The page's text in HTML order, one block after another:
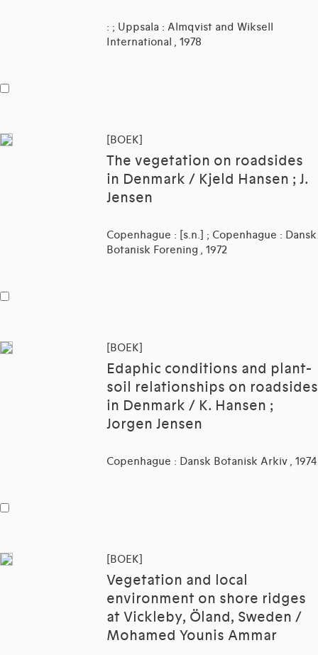
: ; Uppsala : Almqvist and Wiksell
International , 1978
[BOEK]
The vegetation on roadsides
in Denmark / Kjeld Hansen ; J.
Jensen
Copenhague : [s.n.] ; Copenhague : Dansk
Botanisk Forening , 1972
[BOEK]
Edaphic conditions and plant-
soil relationships on roadsides
in Denmark / K. Hansen ;
Jorgen Jensen
Copenhague : Dansk Botanisk Arkiv , 1974
[BOEK]
Vegetation and local
environment on shore ridges
at Vickleby, Öland, Sweden /
Mohamed Younis Ammar